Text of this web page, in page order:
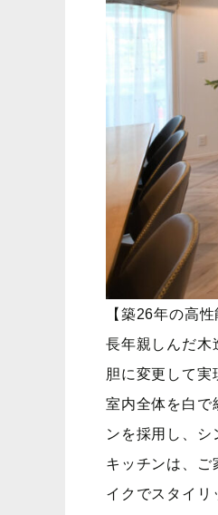
【築26年の高
長年親しんだ木
胆に変更して実
室内全体を白で
ンを採用し、シ
キッチンは、ご
イクでスタイリ